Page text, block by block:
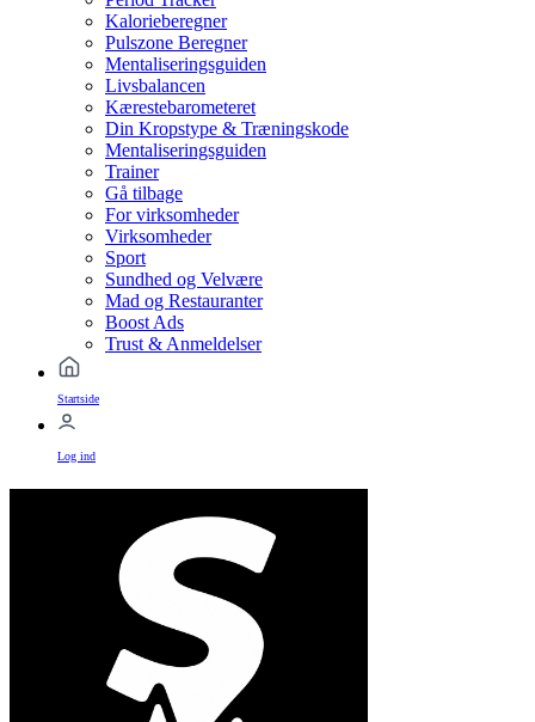
Kalorieberegner
Pulszone Beregner
Mentaliseringsguiden
Livsbalancen
Kærestebarometeret
Din Kropstype & Træningskode
Mentaliseringsguiden
Trainer
Gå tilbage
For virksomheder
Virksomheder
Sport
Sundhed og Velvære
Mad og Restauranter
Boost Ads
Trust & Anmeldelser
Startside
Log ind